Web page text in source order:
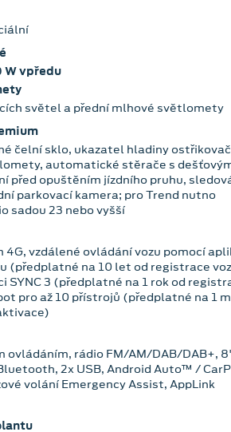
W vpředu
světel a přední mlhové světlomety
čelní sklo, ukazatel hladiny
automatické stěrače s
před opuštěním jízdního pruhu,
parkovací kamera; pro Trend nutno
sadou 23 nebo vyšší
4G, vzdálené ovládání vozu pomocí
(předplatné na 10 let od registrace
SYNC 3 (předplatné na 1 rok od
pro až 10 přístrojů (předplatné na 1
ovládáním, rádio FM/AM/DAB/DAB+,
2x USB, Android Auto™ /
volání Emergency Assist, AppLink